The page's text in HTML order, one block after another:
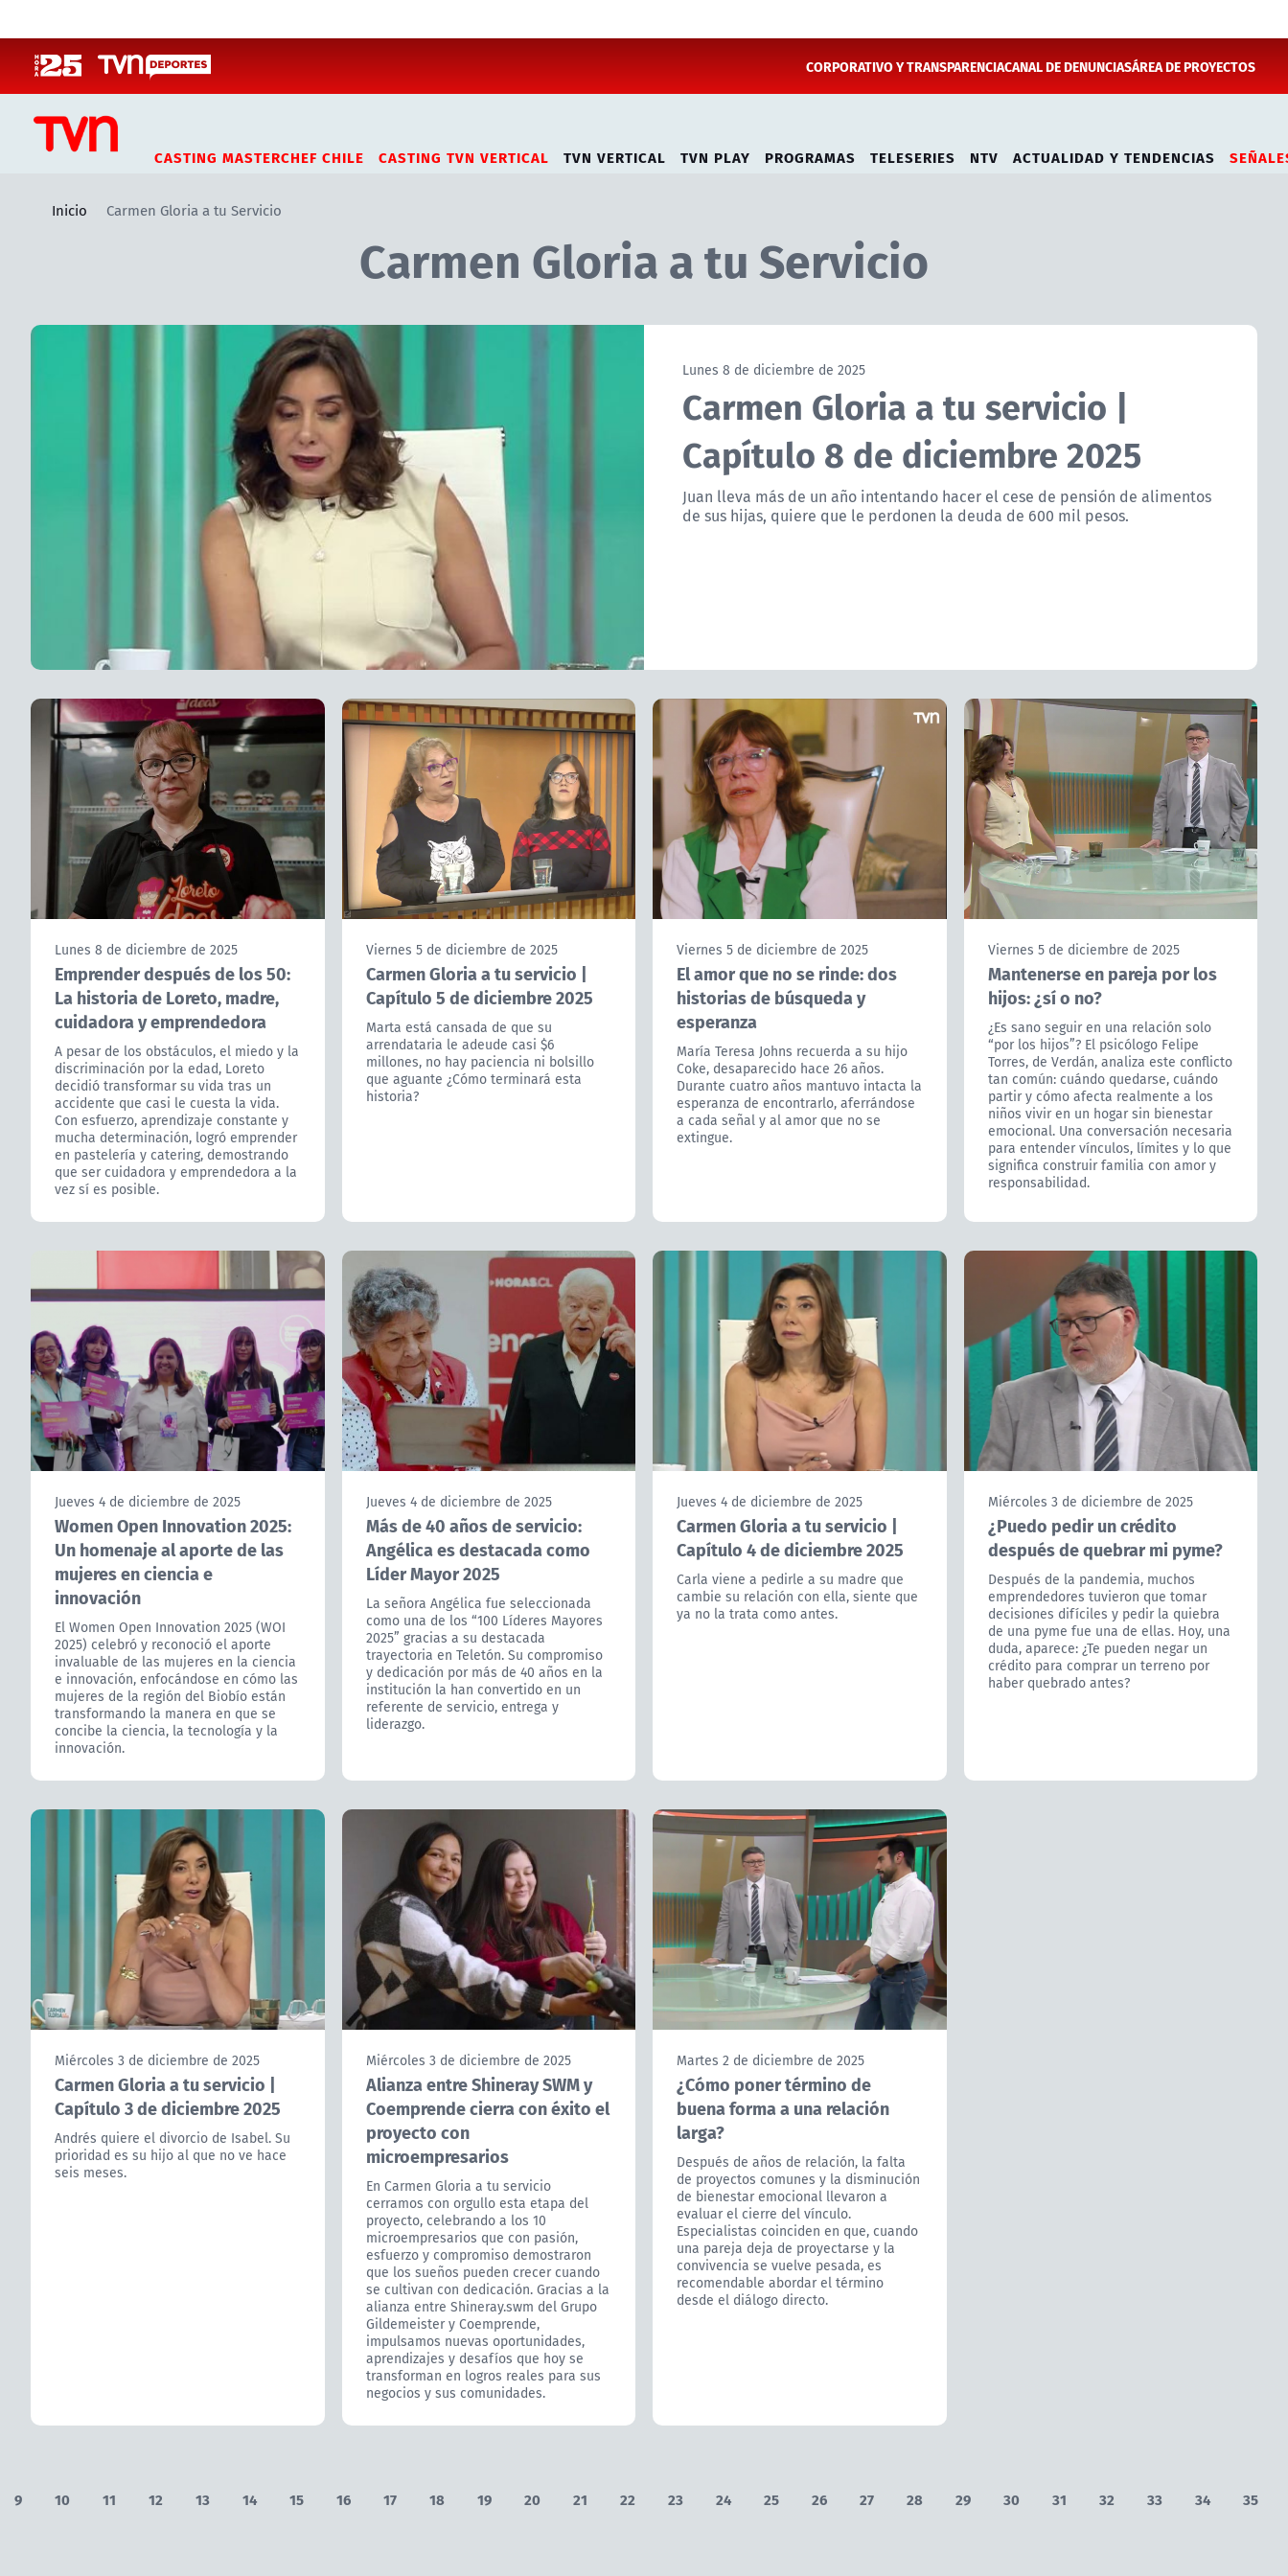
CORPORATIVO Y TRANSPARENCIACANAL DE DENUNCIASÁREA DE PROYECTOS
CASTING MASTERCHEF CHILE CASTING TVN VERTICAL TVN VERTICAL TVN PLAY PROGRAMAS TELESERIES NTV ACTUALIDAD Y TENDENCIAS
Inicio Carmen Gloria a tu Servicio
Carmen Gloria a tu Servicio
Lunes 8 de diciembre de 2025
Carmen Gloria a tu servicio |
Capítulo 8 de diciembre 2025
Juan lleva más de un año intentando hacer el cese de pensión de alimentos
de sus hijas, quiere que le perdonen la deuda de 600 mil pesos.
Lunes 8 de diciembre de 2025
Emprender después de los 50:
La historia de Loreto, madre,
cuidadora y emprendedora
A pesar de los obstáculos, el miedo y la
discriminación por la edad, Loreto
decidió transformar su vida tras un
accidente que casi le cuesta la vida.
Con esfuerzo, aprendizaje constante y
mucha determinación, logró emprender
en pastelería y catering, demostrando
que ser cuidadora y emprendedora a la
vez sí es posible.
Viernes 5 de diciembre de 2025
Carmen Gloria a tu servicio |
Capítulo 5 de diciembre 2025
Marta está cansada de que su
arrendataria le adeude casi $6
millones, no hay paciencia ni bolsillo
que aguante ¿Cómo terminará esta
historia?
Viernes 5 de diciembre de 2025
El amor que no se rinde: dos
historias de búsqueda y
esperanza
María Teresa Johns recuerda a su hijo
Coke, desaparecido hace 26 años.
Durante cuatro años mantuvo intacta la
esperanza de encontrarlo, aferrándose
a cada señal y al amor que no se
extingue.
Viernes 5 de diciembre de 2025
Mantenerse en pareja por los
hijos: ¿sí o no?
¿Es sano seguir en una relación solo
“por los hijos”? El psicólogo Felipe
Torres, de Verdán, analiza este conflicto
tan común: cuándo quedarse, cuándo
partir y cómo afecta realmente a los
niños vivir en un hogar sin bienestar
emocional. Una conversación necesaria
para entender vínculos, límites y lo que
significa construir familia con amor y
responsabilidad.
Jueves 4 de diciembre de 2025
Women Open Innovation 2025:
Un homenaje al aporte de las
mujeres en ciencia e
innovación
El Women Open Innovation 2025 (WOI
2025) celebró y reconoció el aporte
invaluable de las mujeres en la ciencia
e innovación, enfocándose en cómo las
mujeres de la región del Biobío están
transformando la manera en que se
concibe la ciencia, la tecnología y la
innovación.
Jueves 4 de diciembre de 2025
Más de 40 años de servicio:
Angélica es destacada como
Líder Mayor 2025
La señora Angélica fue seleccionada
como una de los “100 Líderes Mayores
2025” gracias a su destacada
trayectoria en Teletón. Su compromiso
y dedicación por más de 40 años en la
institución la han convertido en un
referente de servicio, entrega y
liderazgo.
Jueves 4 de diciembre de 2025
Carmen Gloria a tu servicio |
Capítulo 4 de diciembre 2025
Carla viene a pedirle a su madre que
cambie su relación con ella, siente que
ya no la trata como antes.
Miércoles 3 de diciembre de 2025
¿Puedo pedir un crédito
después de quebrar mi pyme?
Después de la pandemia, muchos
emprendedores tuvieron que tomar
decisiones difíciles y pedir la quiebra
de una pyme fue una de ellas. Hoy, una
duda, aparece: ¿Te pueden negar un
crédito para comprar un terreno por
haber quebrado antes?
Miércoles 3 de diciembre de 2025
Carmen Gloria a tu servicio |
Capítulo 3 de diciembre 2025
Andrés quiere el divorcio de Isabel. Su
prioridad es su hijo al que no ve hace
seis meses.
Miércoles 3 de diciembre de 2025
Alianza entre Shineray SWM y
Coemprende cierra con éxito el
proyecto con
microempresarios
En Carmen Gloria a tu servicio
cerramos con orgullo esta etapa del
proyecto, celebrando a los 10
microempresarios que con pasión,
esfuerzo y compromiso demostraron
que los sueños pueden crecer cuando
se cultivan con dedicación. Gracias a la
alianza entre Shineray.swm del Grupo
Gildemeister y Coemprende,
impulsamos nuevas oportunidades,
aprendizajes y desafíos que hoy se
transforman en logros reales para sus
negocios y sus comunidades.
Martes 2 de diciembre de 2025
¿Cómo poner término de
buena forma a una relación
larga?
Después de años de relación, la falta
de proyectos comunes y la disminución
de bienestar emocional llevaron a
evaluar el cierre del vínculo.
Especialistas coinciden en que, cuando
una pareja deja de proyectarse y la
convivencia se vuelve pesada, es
recomendable abordar el término
desde el diálogo directo.
9 10 11 12 13 14 15 16 17 18 19 20 21 22 23 24 25 26 27 28 29 30 31 32 33 34 35